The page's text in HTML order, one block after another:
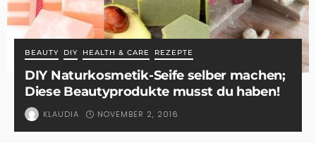
BEAUTY DIY HEALTH & CARE REZEPTE
DIY Naturkosmetik-Seife selber machen;
Diese Beautyprodukte musst du haben!
KLAUDIA NOVEMBER 2, 2016